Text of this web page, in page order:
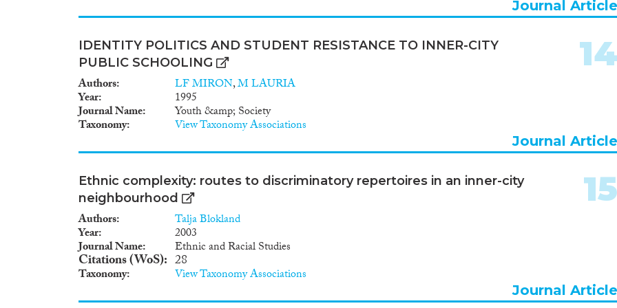
Journal Article
IDENTITY POLITICS AND STUDENT RESISTANCE TO INNER-CITY
PUBLIC SCHOOLING
Authors LF MIRON,M LAURIA
Year 1995
Journal Name Youth &amp; Society
Taxonomy View Taxonomy Associations
14
Journal Article
Ethnic complexity: routes to discriminatory repertoires in an inner-city
neighbourhood
Authors Talja Blokland
Year 2003
Journal Name Ethnic and Racial Studies
Citations (WoS) 28
Taxonomy View Taxonomy Associations
15
Journal Article